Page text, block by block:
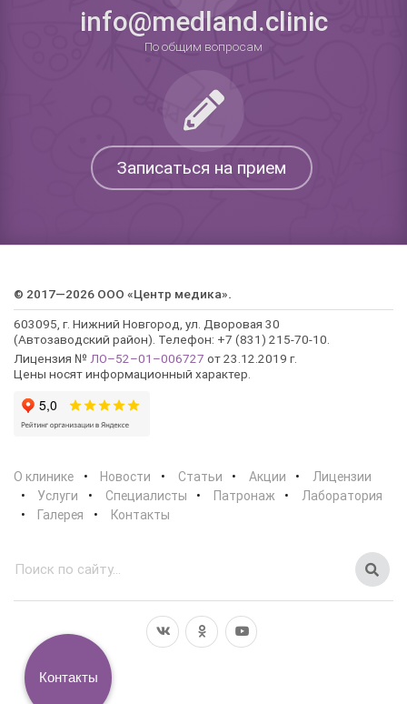
info@medland.clinic
По общим вопросам
Записаться на прием
© 2017—2026 ООО «Центр медика».
603095, г. Нижний Новгород, ул. Дворовая 30
(Автозаводский район). Телефон: +7 (831) 215-70-10.
Лицензия № ЛО–52–01–006727 от 23.12.2019 г.
Цены носят информационный характер.
О клинике Новости Статьи Акции
Лицензии
Услуги
Специалисты Патронаж
Лаборатория
Галерея
Контакты
Контакты